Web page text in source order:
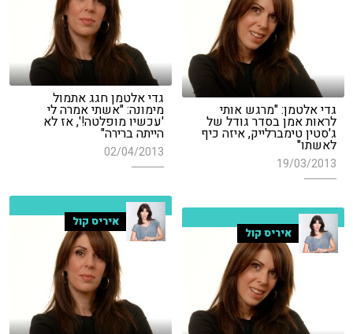
גדי אלטמן חגג אתמול
מימונה: "אשתי אמרה לי
'עכשיו מופלטה!', אז לא
הייתה ברירה"
02/04/2013
גדי אלטמן: "מרגש אותי
לראות אמן בסדר גודל של
ג'סטין טימברלייק, איזה כיף
לאשתו"
19/03/2013
איריס קול
איריס קול